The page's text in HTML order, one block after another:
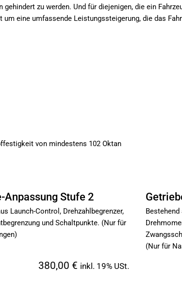
zu werden. Und für diejenigen, die ein
eine umfassende Leistungssteigerung, die das
von mindestens 102 Oktan
Anpassung Stufe 2
Launch-Control, Drehzahlbegrenzer,
und Schaltpunkte. (Nur für
380,00 € inkl. 19% USt.
Bestehend
(Nur für